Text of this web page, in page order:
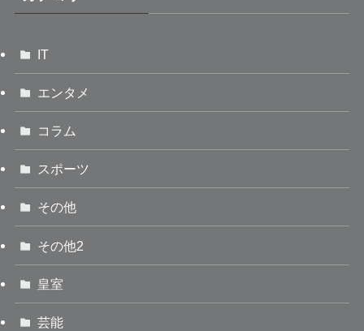
IT
エンタメ
コラム
スポーツ
その他
その他2
皇室
芸能